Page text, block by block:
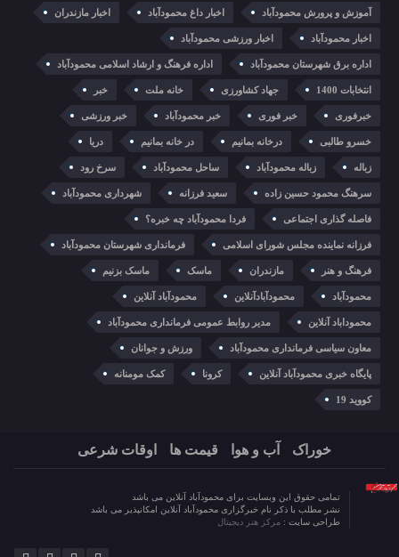
آموزش و پرورش محمودآباد اخبار داغ محمودآباد اخبار مازندران
اخبار محمودآباد اخبار ورزشی محمودآباد
اداره برق شهرستان محمودآباد اداره فرهنگ و ارشاد اسلامی محمودآباد
انتخابات 1400 جهاد کشاورزی خانه ملت خبر
خبرفوری خبر فوری خبر محمودآباد خبر ورزشی
خسرو طالبی درخانه بمانیم در خانه بمانیم دریا
زباله زباله محمودآباد ساحل محمودآباد سرخ رود
سرهنگ محمود حسین زاده سعید فرزانه شهرداری محمودآباد
فاصله گذاری اجتماعی فردا محمودآباد چه خبره؟
فرزانه نماینده مجلس شورای اسلامی فرمانداری شهرستان محمودآباد
فرهنگ و هنر مازندران ماسک ماسک بزنیم
محمودآباد محمودآبادآنلاین محمودآباد آنلاین
محموداباد آنلاین مدیر روابط عمومی فرمانداری محمودآباد
معاون سیاسی فرمانداری محمودآباد ورزش و جوانان
پایگاه خبری محمودآباد آنلاین کرونا کمک مومنانه
کووید 19
خوراک آب و هوا قیمت ها اوقات شرعی
تمامی حقوق این وبسایت برای محمودآباد آنلاین می باشد
نشر مطلب با ذکر نام خبرگزاری محمودآباد آنلاین امکانپذیر می باشد
طراحی سایت : مرکز هنر دیجیتال